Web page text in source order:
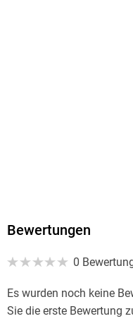
Bewertungen
0
Es wurden noch keine
Sie die erste Bewertung